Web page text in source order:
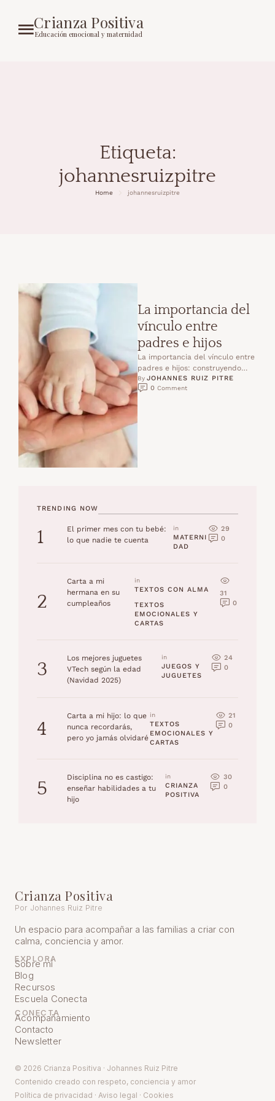
Crianza Positiva
Educación emocional y maternidad
Etiqueta:
johannesruizpitre
Home johannesruizpitre
La importancia del
vínculo entre
padres e hijos
La importancia del vínculo entre
padres e hijos: construyendo
amor y seguridad Desde el
primer instante en que …
By JOHANNES RUIZ PITRE
0 Comment
TRENDING NOW
1
El primer mes con tu bebé:
lo que nadie te cuenta
in
MATERNI
DAD
29
0
2
Carta a mi
hermana en su
cumpleaños
in
TEXTOS CON ALMA
TEXTOS
EMOCIONALES Y
CARTAS
31
0
3
Los mejores juguetes
VTech según la edad
(Navidad 2025)
in
JUEGOS Y
JUGUETES
24
0
4
Carta a mi hijo: lo que
nunca recordarás,
pero yo jamás olvidaré
in
TEXTOS
EMOCIONALES Y
CARTAS
21
0
5
Disciplina no es castigo:
enseñar habilidades a tu
hijo
in
CRIANZA
POSITIVA
30
0
Crianza Positiva
Por Johannes Ruiz Pitre
Un espacio para acompañar a las familias a criar con
calma, conciencia y amor.
EXPLORA
Sobre mí
Blog
Recursos
Escuela Conecta
CONECTA
Acompañamiento
Contacto
Newsletter
© 2026 Crianza Positiva · Johannes Ruiz Pitre
Contenido creado con respeto, conciencia y amor
Política de privacidad · Aviso legal · Cookies